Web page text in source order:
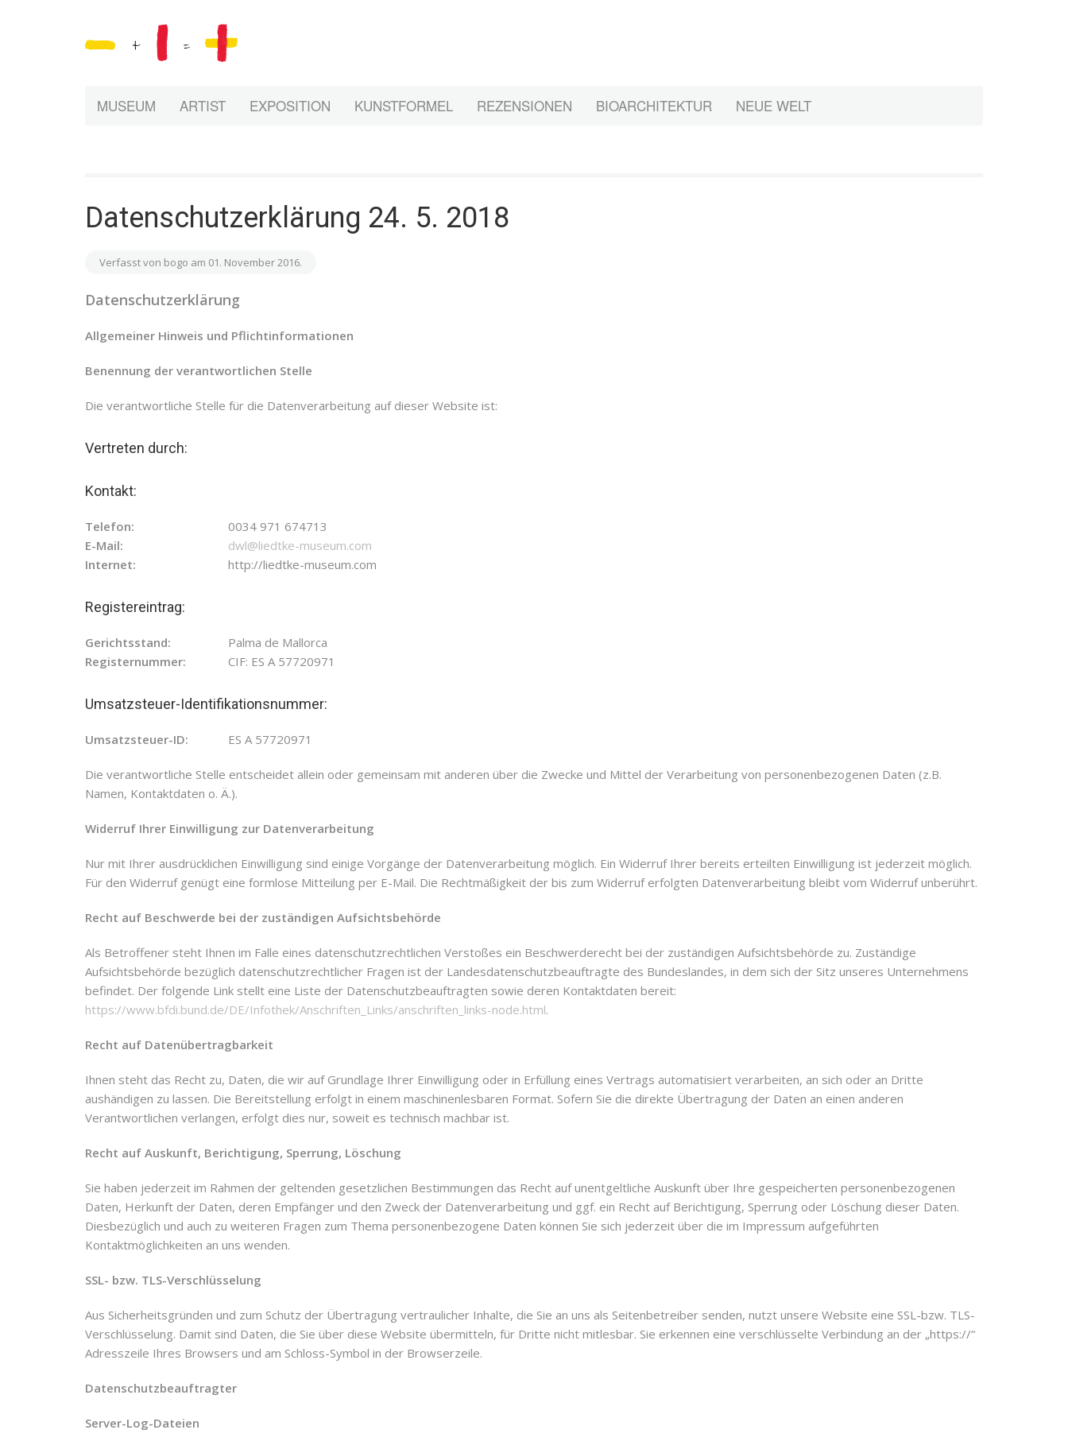
MUSEUM ARTIST EXPOSITION KUNSTFORMEL REZENSIONEN BIOARCHITEKTUR NEUE WELT
Datenschutzerklärung 24. 5. 2018
Verfasst von bogo am 01. November 2016.
Datenschutzerklärung
Allgemeiner Hinweis und Pflichtinformationen
Benennung der verantwortlichen Stelle
Die verantwortliche Stelle für die Datenverarbeitung auf dieser Website ist:
Vertreten durch:
Kontakt:
Telefon:
0034 971 674713
E-Mail:
dwl@liedtke-museum.com
Internet:
http://liedtke-museum.com
Registereintrag:
Gerichtsstand:
Palma de Mallorca
Registernummer:
CIF: ES A 57720971
Umsatzsteuer-Identifikationsnummer:
Umsatzsteuer-ID: ES A 57720971
Die verantwortliche Stelle entscheidet allein oder gemeinsam mit anderen über die Zwecke und Mittel der Verarbeitung von personenbezogenen Daten (z.B.
Namen, Kontaktdaten o. Ä.).
Widerruf Ihrer Einwilligung zur Datenverarbeitung
Nur mit Ihrer ausdrücklichen Einwilligung sind einige Vorgänge der Datenverarbeitung möglich. Ein Widerruf Ihrer bereits erteilten Einwilligung ist jederzeit möglich.
Für den Widerruf genügt eine formlose Mitteilung per E-Mail. Die Rechtmäßigkeit der bis zum Widerruf erfolgten Datenverarbeitung bleibt vom Widerruf unberührt.
Recht auf Beschwerde bei der zuständigen Aufsichtsbehörde
Als Betroffener steht Ihnen im Falle eines datenschutzrechtlichen Verstoßes ein Beschwerderecht bei der zuständigen Aufsichtsbehörde zu. Zuständige
Aufsichtsbehörde bezüglich datenschutzrechtlicher Fragen ist der Landesdatenschutzbeauftragte des Bundeslandes, in dem sich der Sitz unseres Unternehmens
befindet. Der folgende Link stellt eine Liste der Datenschutzbeauftragten sowie deren Kontaktdaten bereit:
https://www.bfdi.bund.de/DE/Infothek/Anschriften_Links/anschriften_links-node.html.
Recht auf Datenübertragbarkeit
Ihnen steht das Recht zu, Daten, die wir auf Grundlage Ihrer Einwilligung oder in Erfüllung eines Vertrags automatisiert verarbeiten, an sich oder an Dritte
aushändigen zu lassen. Die Bereitstellung erfolgt in einem maschinenlesbaren Format. Sofern Sie die direkte Übertragung der Daten an einen anderen
Verantwortlichen verlangen, erfolgt dies nur, soweit es technisch machbar ist.
Recht auf Auskunft, Berichtigung, Sperrung, Löschung
Sie haben jederzeit im Rahmen der geltenden gesetzlichen Bestimmungen das Recht auf unentgeltliche Auskunft über Ihre gespeicherten personenbezogenen
Daten, Herkunft der Daten, deren Empfänger und den Zweck der Datenverarbeitung und ggf. ein Recht auf Berichtigung, Sperrung oder Löschung dieser Daten.
Diesbezüglich und auch zu weiteren Fragen zum Thema personenbezogene Daten können Sie sich jederzeit über die im Impressum aufgeführten
Kontaktmöglichkeiten an uns wenden.
SSL- bzw. TLS-Verschlüsselung
Aus Sicherheitsgründen und zum Schutz der Übertragung vertraulicher Inhalte, die Sie an uns als Seitenbetreiber senden, nutzt unsere Website eine SSL-bzw. TLS-
Verschlüsselung. Damit sind Daten, die Sie über diese Website übermitteln, für Dritte nicht mitlesbar. Sie erkennen eine verschlüsselte Verbindung an der „https://“
Adresszeile Ihres Browsers und am Schloss-Symbol in der Browserzeile.
Datenschutzbeauftragter
Server-Log-Dateien